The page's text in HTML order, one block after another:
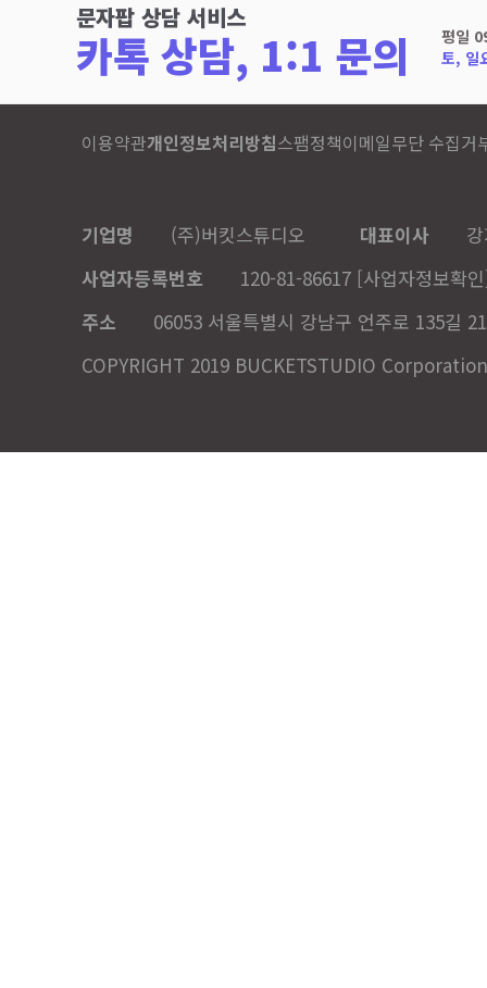
문자팝 상담 서비스
카톡 상담, 1:1 문의
평일
토, 일
이용약관개인정보처리방침스팸정책이메일무단 수집거
기업명 (주)버킷스튜디오 대표이사
사업자등록번호
120-81-86617 [사업자정보확
주소
06053 서울특별시 강남구 언주로 135길 21
COPYRIGHT 2019 BUCKETSTUDIO